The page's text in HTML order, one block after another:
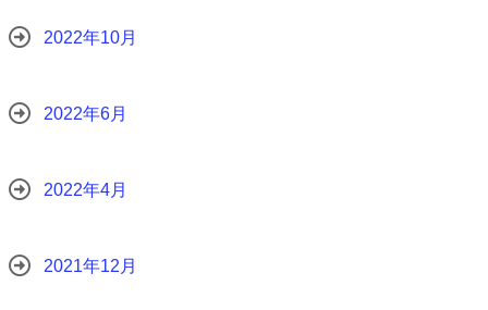
2022年10月
2022年6月
2022年4月
2021年12月